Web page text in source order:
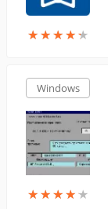
★★★★★
★★★★★
Windows
★★★★★
★★★★★